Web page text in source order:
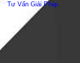
Tư Vấn Giải Pháp